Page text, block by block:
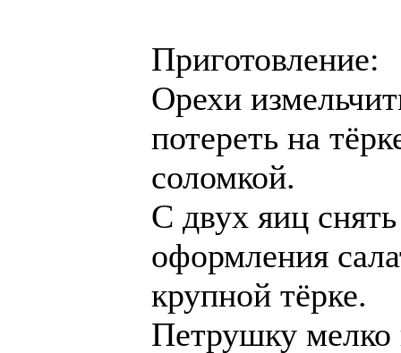
Приготовление:
Орехи
потереть на
соломкой.
С двух яиц
оформления
крупной тёрке.
Петрушку мелко